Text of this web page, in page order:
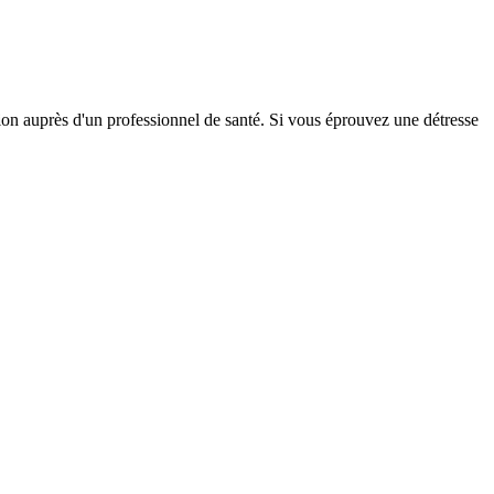
auprès d'un professionnel de santé. Si vous éprouvez une détresse